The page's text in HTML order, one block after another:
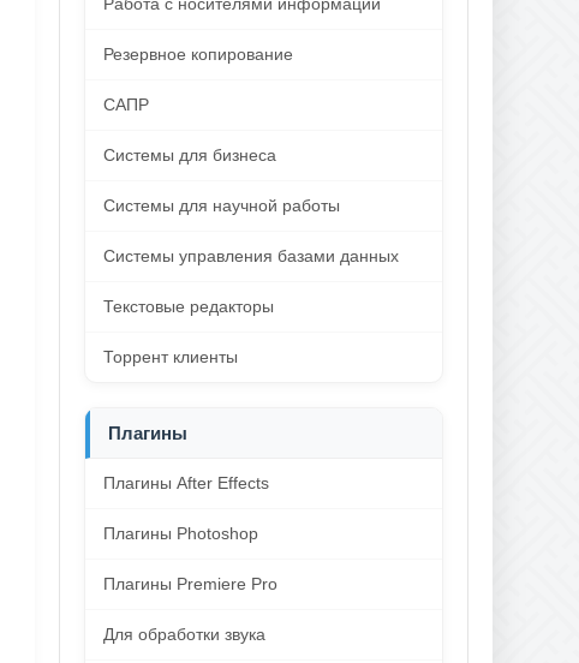
Резервное копирование
САПР
Системы для бизнеса
Системы для научной работы
Системы управления базами данных
Текстовые редакторы
Торрент клиенты
Плагины
Плагины After Effects
Плагины Photoshop
Плагины Premiere Pro
Для обработки звука